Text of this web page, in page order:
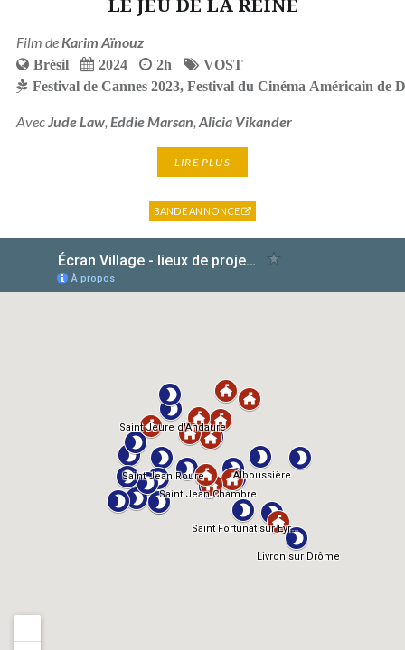
LE JEU DE LA REINE
Film deKarim Aïnouz
Brésil 2024 2h
VOST
Festival de Cannes 2023, Festival du Cinéma Américain de
AvecJude Law, Eddie Marsan, Alicia Vikander
LIRE PLUS
BANDE ANNONCE